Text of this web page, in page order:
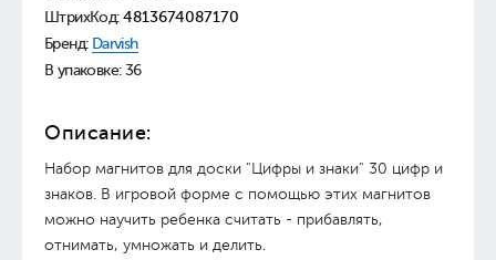
ШтрихКод: 4813674087170
Бренд: Darvish
В упаковке: 36
Описание:
Набор магнитов для доски "Цифры и знаки" 30 цифр и
знаков. В игровой форме с помощью этих магнитов
можно научить ребенка считать - прибавлять,
отнимать, умножать и делить.